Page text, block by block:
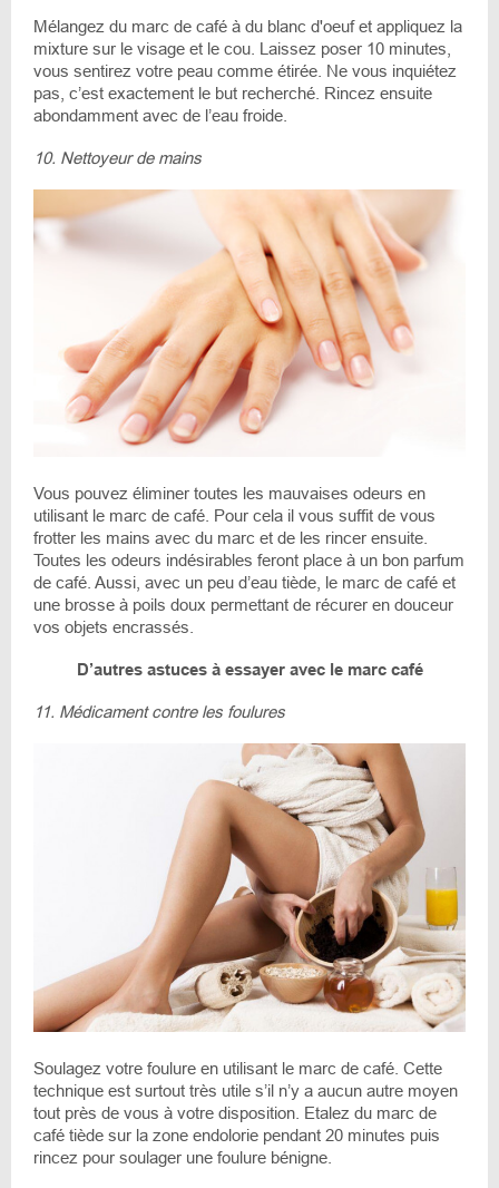
Mélangez du marc de café à du blanc d'oeuf et appliquez la
mixture sur le visage et le cou. Laissez poser 10 minutes,
vous sentirez votre peau comme étirée. Ne vous inquiétez
pas, c’est exactement le but recherché. Rincez ensuite
abondamment avec de l’eau froide.
10. Nettoyeur de mains
Vous pouvez éliminer toutes les mauvaises odeurs en
utilisant le marc de café. Pour cela il vous suffit de vous
frotter les mains avec du marc et de les rincer ensuite.
Toutes les odeurs indésirables feront place à un bon parfum
de café. Aussi, avec un peu d’eau tiède, le marc de café et
une brosse à poils doux permettant de récurer en douceur
vos objets encrassés.
D’autres astuces à essayer avec le marc café
11. Médicament contre les foulures
Soulagez votre foulure en utilisant le marc de café. Cette
technique est surtout très utile s’il n’y a aucun autre moyen
tout près de vous à votre disposition. Etalez du marc de
café tiède sur la zone endolorie pendant 20 minutes puis
rincez pour soulager une foulure bénigne.